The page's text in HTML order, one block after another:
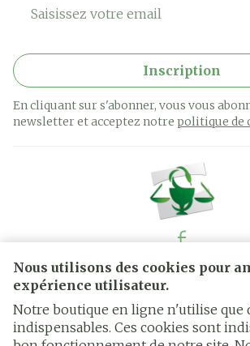
Nous utilisons des cookies pour
expérience utilisateur.
Notre boutique en ligne n'utilise que
indispensables. Ces cookies sont
Adresse mail
Inscription
En cliquant sur s'abonner, vous vous
newsletter et acceptez notre politique de
Liens légaux